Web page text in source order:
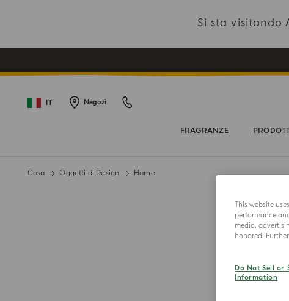
Si sta visitando
IT Negozi
FRAGRANZE
Casa Oggetti di Design Home
This website
performance
media,
honored.
Do Not Sell or
Information